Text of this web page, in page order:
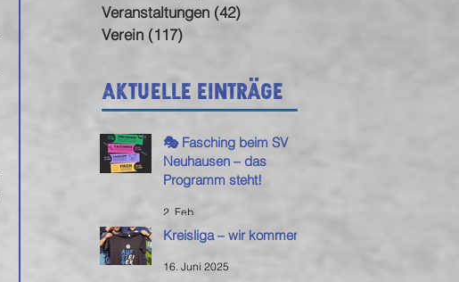
Veranstaltungen (42)
Verein (117)
Aktuelle Einträge
🎭 Fasching beim SV
Neuhausen – das
Programm steht!
2. Feb.
Kreisliga – wir kommen!
16. Juni 2025